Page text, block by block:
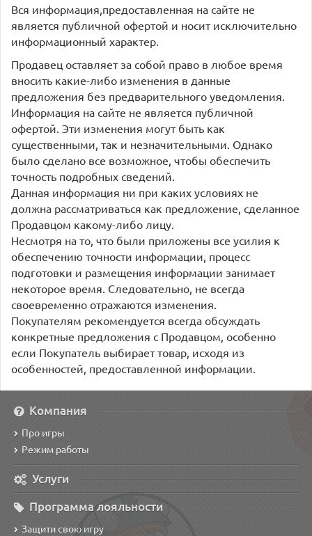
Вся информация,предоставленная на сайте не
является публичной офертой и носит исключительно
информационный характер.
Продавец оставляет за собой право в любое время
вносить какие-либо изменения в данные
предложения без предварительного уведомления.
Информация на сайте не является публичной
офертой. Эти изменения могут быть как
существенными, так и незначительными. Однако
было сделано все возможное, чтобы обеспечить
точность подробных сведений.
Данная информация ни при каких условиях не
должна рассматриваться как предложение, сделанное
Продавцом какому-либо лицу.
Несмотря на то, что были приложены все усилия к
обеспечению точности информации, процесс
подготовки и размещения информации занимает
некоторое время. Следовательно, не всегда
своевременно отражаются изменения.
Покупателям рекомендуется всегда обсуждать
конкретные предложения с Продавцом, особенно
если Покупатель выбирает товар, исходя из
особенностей, предоставленной информации.
Компания
Про игры
Режим работы
Услуги
Программа лояльности
Защити свою игру